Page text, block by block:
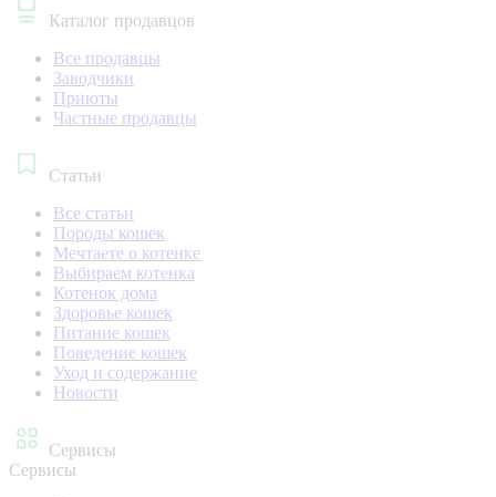
Каталог продавцов
Все продавцы
Заводчики
Приюты
Частные продавцы
Статьи
Все статьи
Породы кошек
Мечтаете о котенке
Выбираем котенка
Котенок дома
Здоровье кошек
Питание кошек
Поведение кошек
Уход и содержание
Новости
Сервисы
Сервисы